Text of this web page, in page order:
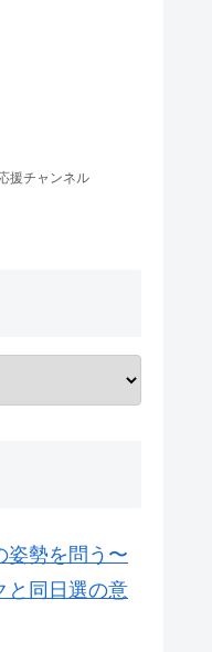
姿勢を問う〜
と同日選の意